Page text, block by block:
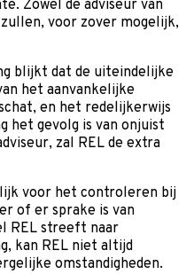
Zowel de adviseur van
voor zover mogelijk,
blijkt dat de uiteindelijke
het aanvankelijke
en het redelijkerwijs
het gevolg is van onjuist
zal REL de extra
voor het controleren bij
of er sprake is van
REL streeft naar
kan REL niet altijd
omstandigheden.